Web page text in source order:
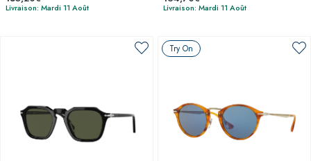
Livraison: Mardi 11 Août Livraison: Mardi 11 Août
Try On